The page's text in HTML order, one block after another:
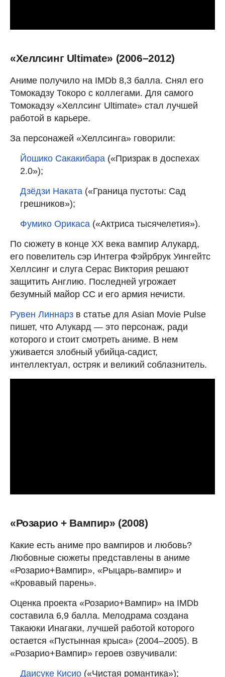
«Хеллсинг Ultimate» (2006–2012)
Аниме получило на IMDb 8,3 балла. Снял его
Томокадзу Токоро с коллегами. Для самого
Томокадзу «Хеллсинг Ultimate» стал лучшей
работой в карьере.
За персонажей «Хеллсинга» говорили:
Йошико Сакакибара («Призрак в доспехах
2.0»);
Дзёдзи Наката («Граница пустоты: Сад
грешников»);
Фумико Орикаса («Актриса тысячелетия»).
По сюжету в конце XX века вампир Алукард,
его повелитель сэр Интегра Фэйрбрук Уингейтс
Хеллсинг и слуга Серас Виктория решают
защитить Англию. Последней угрожает
безумный майор СС и его армия нечисти.
Рувен Линнарз в статье для Asian Movie Pulse
пишет, что Алукард — это персонаж, ради
которого и стоит смотреть аниме. В нем
уживается злобный убийца-садист,
интеллектуал, остряк и великий соблазнитель.
«Розарио + Вампир» (2008)
Какие есть аниме про вампиров и любовь?
Любовные сюжеты представлены в аниме
«Розарио+Вампир», «Рыцарь-вампир» и
«Кровавый парень».
Оценка проекта «Розарио+Вампир» на IMDb
составила 6,9 балла. Мелодрама создана
Такаюки Инагаки, лучшей работой которого
остается «Пустынная крыса» (2004–2005). В
«Розарио+Вампир» героев озвучивали:
Даисуке Кисио («Чистая романтика»);